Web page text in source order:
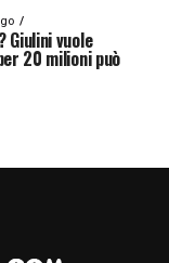
Giulini vuole
20 milioni può